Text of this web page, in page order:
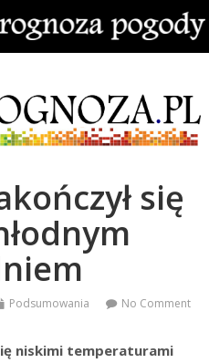
się
Podsumowania No Comment
niskimi temperaturami